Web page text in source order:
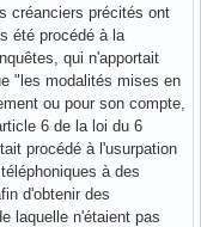
créanciers précités ont
été procédé à la
qui n'apportait
"les modalités mises en
ou pour son compte,
6 de la loi du 6
procédé à l'usurpation
à des
d'obtenir des
laquelle n'étaient pas